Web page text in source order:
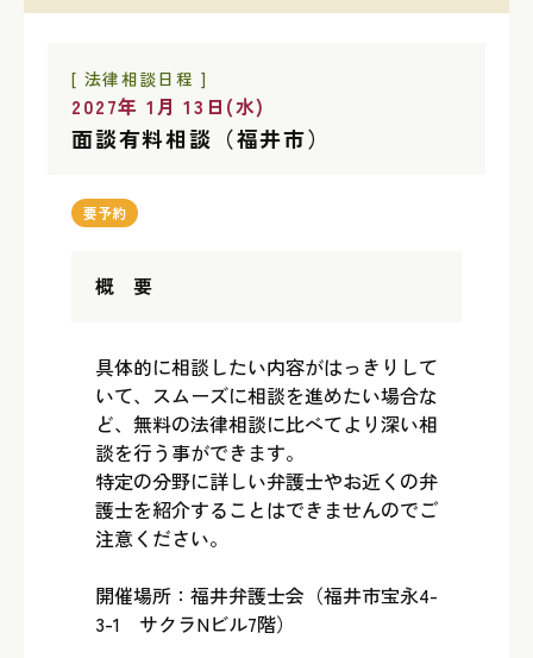
[ 法律相談日程 ]
2027年 1月 13日(水)
面談有料相談（福井市）
要予約
概 要
具体的に相談したい内容がはっきりして
いて、スムーズに相談を進めたい場合な
ど、無料の法律相談に比べてより深い相
談を行う事ができます。
特定の分野に詳しい弁護士やお近くの弁
護士を紹介することはできませんのでご
注意ください。
開催場所：福井弁護士会（福井市宝永4-
3-1 サクラNビル7階）